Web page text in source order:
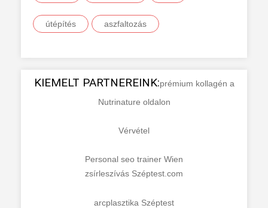
útépítés aszfaltozás
KIEMELT PARTNEREINK:prémium kollagén a
Nutrinature oldalon
Vérvétel
Personal seo trainer Wien
zsírleszívás Széptest.com
arcplasztika Széptest